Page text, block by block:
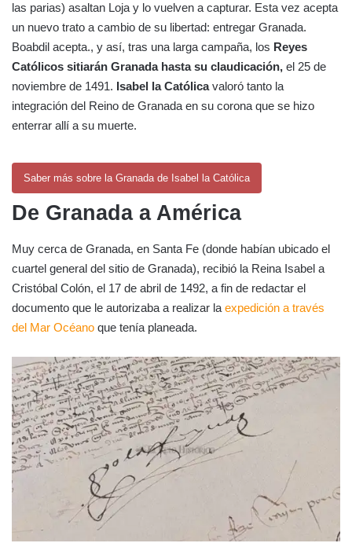
las parias) asaltan Loja y lo vuelven a capturar. Esta vez acepta
un nuevo trato a cambio de su libertad: entregar Granada.
Boabdil acepta., y así, tras una larga campaña, los Reyes
Católicos sitiarán Granada hasta su claudicación, el 25 de
noviembre de 1491. Isabel la Católicavaloró tanto la
integración del Reino de Granada en su corona que se hizo
enterrar allí a su muerte.
Saber más sobre la Granada de Isabel la Católica
De Granada a América
Muy cerca de Granada, en Santa Fe (donde habían ubicado el
cuartel general del sitio de Granada), recibió la Reina Isabel a
Cristóbal Colón, el 17 de abril de 1492, a fin de redactar el
documento que le autorizaba a realizar la expedición a través
del Mar Océano que tenía planeada.